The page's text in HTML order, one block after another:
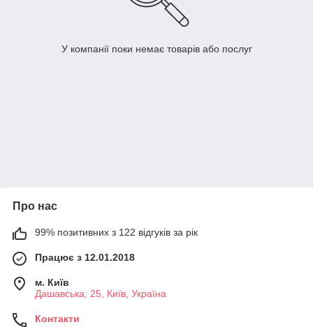
У компанії поки немає товарів або послуг
Про нас
99% позитивних з 122 відгуків за рік
Працює з 12.01.2018
м. Київ
Дашавська, 25, Київ, Україна
Контакти